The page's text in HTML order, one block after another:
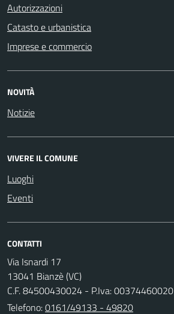
Autorizzazioni
Catasto e urbanistica
Imprese e commercio
NOVITÀ
Notizie
VIVERE IL COMUNE
Luoghi
Eventi
CONTATTI
Via Isnardi 17
13041 Bianzè (VC)
C.F. 84500430024 - P.Iva: 00374460020
Telefono:0161/49133 - 49820